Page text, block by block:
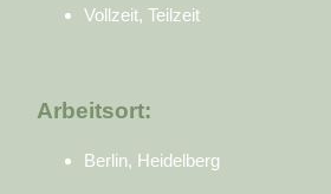
Vollzeit, Teilzeit
Arbeitsort:
Berlin, Heidelberg